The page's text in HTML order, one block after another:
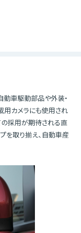
動車駆動部品や外装・
用カメラにも使用され
の採用が期待される直
を取り揃え、自動車産